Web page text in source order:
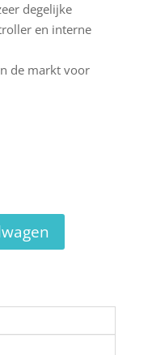
degelijke
en interne
de markt voor